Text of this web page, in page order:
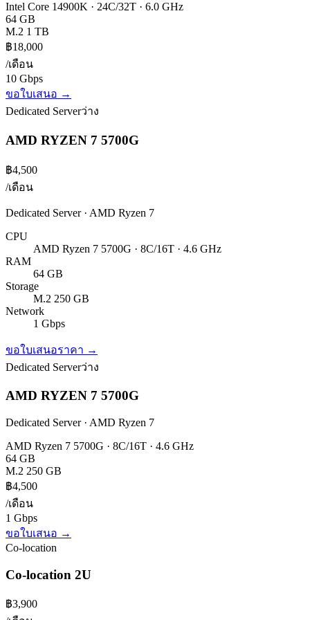
Intel Core 14900K · 24C/32T · 6.0 GHz
64 GB
M.2 1 TB
฿18,000
/เดือน
10 Gbps
ขอใบเสนอ →
Dedicated Serverว่าง
AMD RYZEN 7 5700G
฿4,500
/เดือน
Dedicated Server · AMD Ryzen 7
CPU
AMD Ryzen 7 5700G · 8C/16T · 4.6 GHz
RAM
64 GB
Storage
M.2 250 GB
Network
1 Gbps
ขอใบเสนอราคา →
Dedicated Serverว่าง
AMD RYZEN 7 5700G
Dedicated Server · AMD Ryzen 7
AMD Ryzen 7 5700G · 8C/16T · 4.6 GHz
64 GB
M.2 250 GB
฿4,500
/เดือน
1 Gbps
ขอใบเสนอ →
Co-location
Co-location 2U
฿3,900